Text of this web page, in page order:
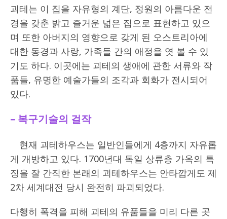
괴테는 이 집을 자유형의 계단, 정원의 아름다운 전
경을 갖춘 밝고 즐거운 넓은 집으로 표현하고 있으
며 또한 아버지의 영향으로 갖게 된 오스트리아에
대한 동경과 사랑, 가족들 간의 애정을 엿 볼 수 있
기도 하다. 이곳에는 괴테의 생애에 관한 서류와 작
품들, 유명한 예술가들의 조각과 회화가 전시되어
있다.
– 복구기술의 걸작
현재 괴테하우스는 일반인들에게 4층까지 자유롭
게 개방하고 있다. 1700년대 독일 상류층 가옥의 특
징을 잘 간직한 본래의 괴테하우스는 안타깝게도 제
2차 세계대전 당시 완전히 파괴되었다.
다행히 폭격을 피해 괴테의 유품들을 미리 다른 곳